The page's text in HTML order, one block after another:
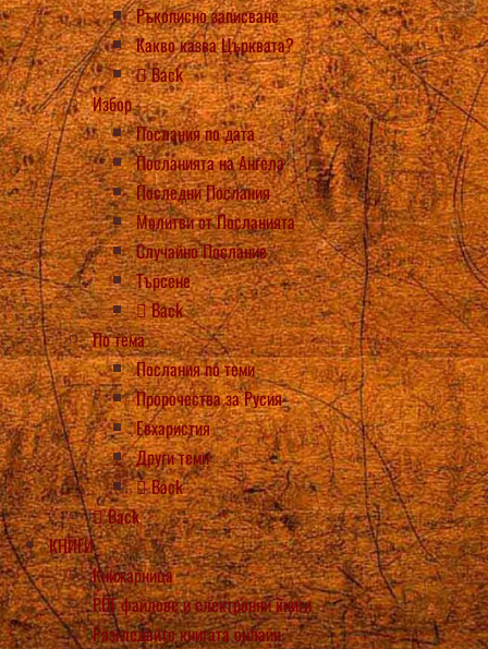
Ръкописно записване
Какво казва Църквата?
Back
Избор
Послания по дата
Посланията на Ангела
Последни Послания
Молитви от Посланията
Случайно Послание
Търсене
Back
По тема
Послания по теми
Пророчества за Русия
Евхаристия
Други теми
Back
Back
КНИГИ
Книжарница
PDF файлове и електронни книги
Разгледайте книгата онлайн